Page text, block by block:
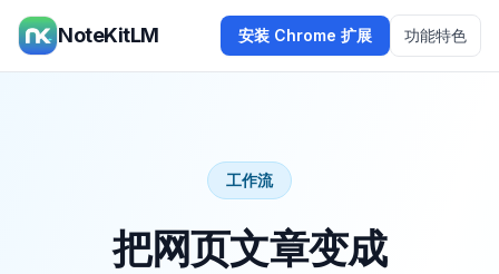
NoteKitLM 安装 Chrome 扩展 功能特色
工作流
把网页文章变成